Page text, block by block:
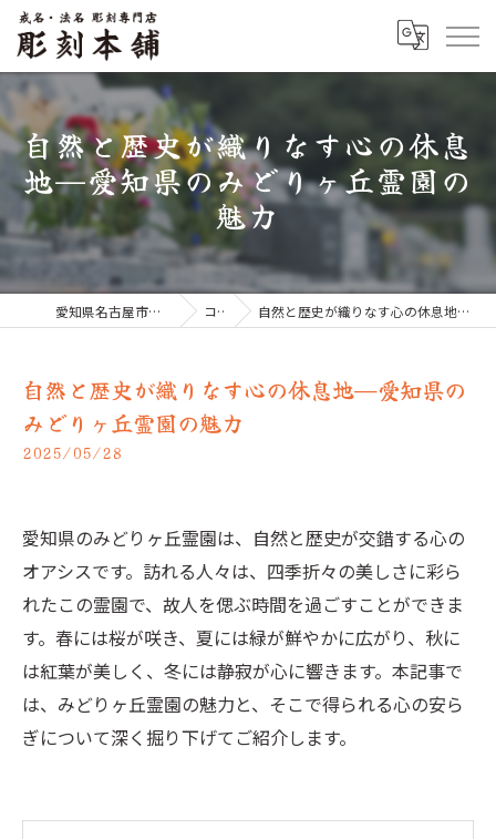
自然と歴史が織りなす心の休息
地—愛知県のみどりヶ丘霊園の
魅力
愛知県名古屋市のお墓なら彫刻本舗 コラム 自然と歴史が織りなす心の休息地—愛知県のみどりヶ丘霊園の魅力
自然と歴史が織りなす心の休息地—愛知県の
みどりヶ丘霊園の魅力
2025/05/28
愛知県のみどりヶ丘霊園は、自然と歴史が交錯する心の
オアシスです。訪れる人々は、四季折々の美しさに彩ら
れたこの霊園で、故人を偲ぶ時間を過ごすことができま
す。春には桜が咲き、夏には緑が鮮やかに広がり、秋に
は紅葉が美しく、冬には静寂が心に響きます。本記事で
は、みどりヶ丘霊園の魅力と、そこで得られる心の安ら
ぎについて深く掘り下げてご紹介します。